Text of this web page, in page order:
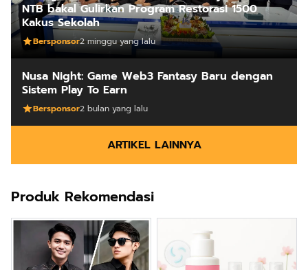
NTB bakal Gulirkan Program Restorasi 1500
Kakus Sekolah
Bersponsor2 minggu yang lalu
Nusa Night: Game Web3 Fantasy Baru dengan
Sistem Play To Earn
Bersponsor2 bulan yang lalu
ARTIKEL LAINNYA
Produk Rekomendasi